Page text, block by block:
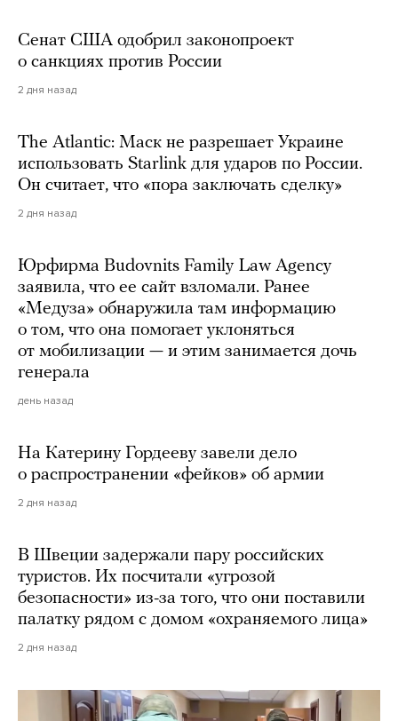
Сенат США одобрил законопроект
о санкциях против России
2 дня назад
The Atlantic: Маск не разрешает Украине
использовать Starlink для ударов по России.
Он считает, что «пора заключать сделку»
2 дня назад
Юрфирма Budovnits Family Law Agency
заявила, что ее сайт взломали. Ранее
«Медуза» обнаружила там информацию
о том, что она помогает уклоняться
от мобилизации — и этим занимается дочь
генерала
день назад
На Катерину Гордееву завели дело
о распространении «фейков» об армии
2 дня назад
В Швеции задержали пару российских
туристов. Их посчитали «угрозой
безопасности» из-за того, что они поставили
палатку рядом с домом «охраняемого лица»
2 дня назад